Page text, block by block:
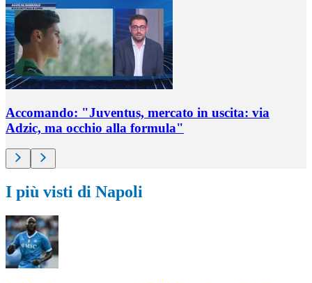
Accomando: "Juventus, mercato in uscita: via
Adzic, ma occhio alla formula"
I più visti di Napoli